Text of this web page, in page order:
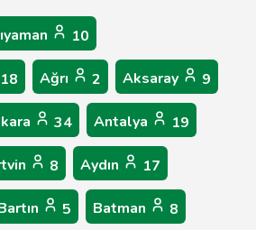
10
18 Ağrı 2 Aksaray 9
34 Antalya 19
8 Aydın 17
5 Batman 8